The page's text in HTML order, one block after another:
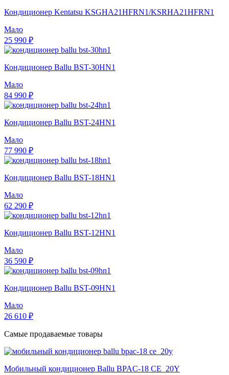
Кондиционер Kentatsu KSGHA21HFRN1/KSRHA21HFRN1
Мало
25 990 ₽
Кондиционер Ballu BST-30HN1
Мало
84 990 ₽
Кондиционер Ballu BST-24HN1
Мало
77 990 ₽
Кондиционер Ballu BST-18HN1
Мало
62 290 ₽
Кондиционер Ballu BST-12HN1
Мало
36 590 ₽
Кондиционер Ballu BST-09HN1
Мало
26 610 ₽
Самые продаваемые товары
Мобильный кондиционер Ballu BPAC-18 CE_20Y